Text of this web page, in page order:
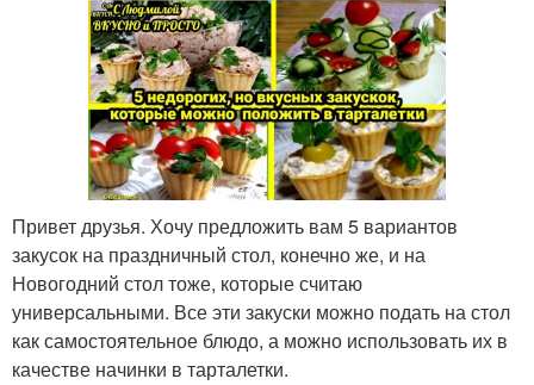
Привет друзья. Хочу предложить вам 5 вариантов
закусок на праздничный стол, конечно же, и на
Новогодний стол тоже, которые считаю
универсальными. Все эти закуски можно подать на стол
как самостоятельное блюдо, а можно использовать их в
качестве начинки в тарталетки.